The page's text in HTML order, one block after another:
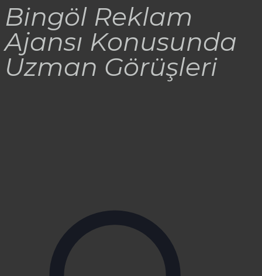
Bingöl Reklam
Ajansı Konusunda
Uzman Görüşleri